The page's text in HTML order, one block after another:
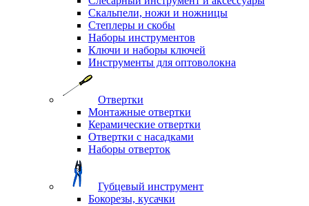
Скальпели, ножи и ножницы
Степлеры и скобы
Наборы инструментов
Ключи и наборы ключей
Инструменты для оптоволокна
Отвертки
Монтажные отвертки
Керамические отвертки
Отвертки с насадками
Наборы отверток
Губцевый инструмент
Бокорезы, кусачки